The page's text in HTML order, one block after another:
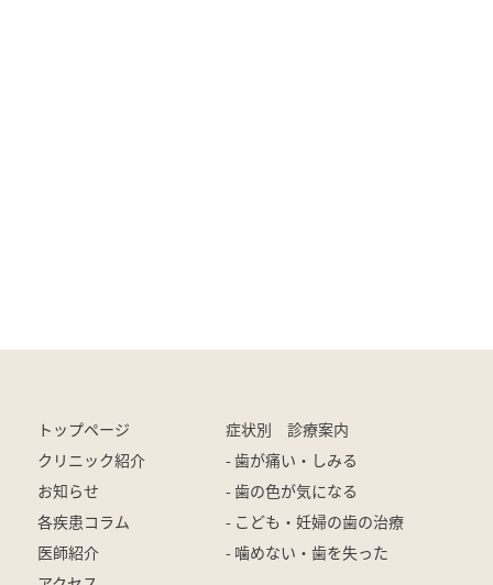
トップページ
クリニック紹介
お知らせ
各疾患コラム
医師紹介
症状別 診療案内
- 歯が痛い・しみる
- 歯の色が気になる
- こども・妊婦の歯の治療
- 噛めない・歯を失った